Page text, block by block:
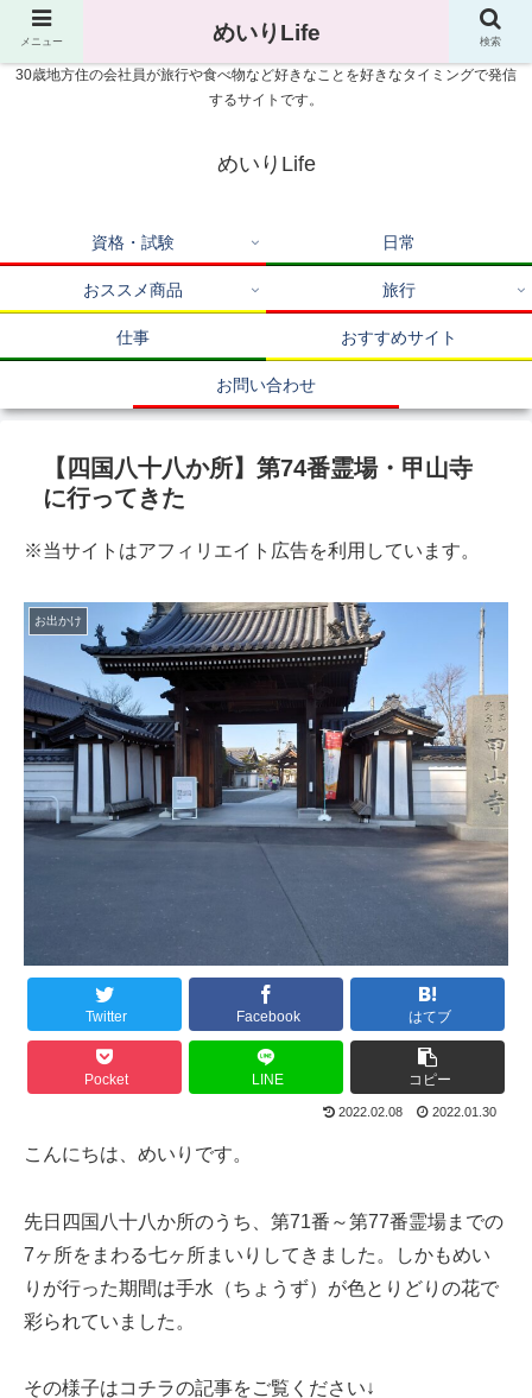
30歳地方住の会社員が旅行や食べ物など好きなことを好きなタイミングで発信
するサイトです。
めいりLife
資格・試験 日常
おススメ商品 旅行
仕事 おすすめサイト
お問い合わせ
【四国八十八か所】第74番霊場・甲山寺
に行ってきた
※当サイトはアフィリエイト広告を利用しています。
お出かけ
Twitter Facebook はてブ
Pocket LINE コピー
2022.02.08 2022.01.30
こんにちは、めいりです。
先日四国八十八か所のうち、第71番～第77番霊場までの
7ヶ所をまわる七ヶ所まいりしてきました。しかもめい
りが行った期間は手水（ちょうず）が色とりどりの花で
彩られていました。
その様子はコチラの記事をご覧ください↓
メニュー めいりLife 検索